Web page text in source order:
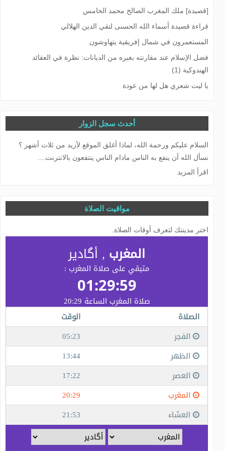
[قصيدة] ملك المغرب الصالح محمد الخامس
قراءة قصيدة أسماء الله الحسنى لتقي الدين الهلالي
المستعمرون في شمال إفريقية يتهاوشون
فضل الإسلام عند مقارنته بغيره من الديانات: نظرة في العقائد
الهندوكية (1)
يا ليت شعري هل لها من عودة
أحدث سجل الزوار
السلام عليكم ورحمة الله، لماذا أغلق الموقع لأزيد من ثلاث أشهر ؟
نسأل الله أن ينفع به الناس مادام الناس ينتفعون بالانترنت....
اقرأ المزيد
مواقيت الصلاة
اختر مدينتك لتعرف أوقات الصلاة.